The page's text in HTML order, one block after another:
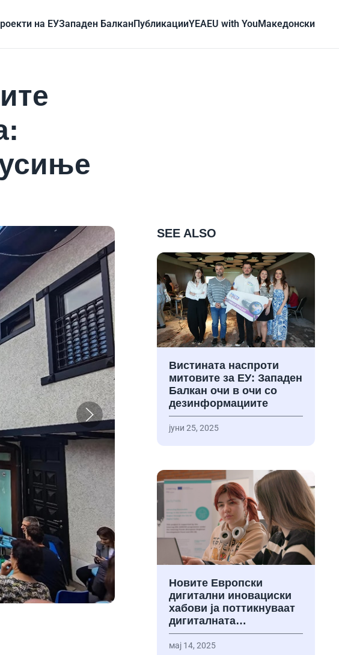
на ЕУЗападен БалканПубликацииYEAEU with YouMакедонски
SEE ALSO
Вистината наспроти
митовите за ЕУ: Западен
Балкан очи в очи со
дезинформациите
јуни 25, 2025
Новите Европски
дигитални иновациски
хабови ја поттикнуваат
дигиталната…
мај 14, 2025